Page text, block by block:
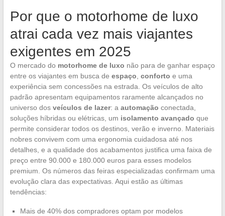
Por que o motorhome de luxo
atrai cada vez mais viajantes
exigentes em 2025
O mercado do motorhome de luxo não para de ganhar espaço
entre os viajantes em busca de espaço conforto e uma
experiência sem concessões na estrada. Os veículos de alto
padrão apresentam equipamentos raramente alcançados no
universo dos veículos de lazer: a automação conectada,
soluções híbridas ou elétricas, um isolamento avançado que
permite considerar todos os destinos, verão e inverno. Materiais
nobres convivem com uma ergonomia cuidadosa até nos
detalhes, e a qualidade dos acabamentos justifica uma faixa de
preço entre 90.000 e 180.000 euros para esses modelos
premium. Os números das feiras especializadas confirmam uma
evolução clara das expectativas. Aqui estão as últimas
tendências:
Mais de 40% dos compradores optam por modelos